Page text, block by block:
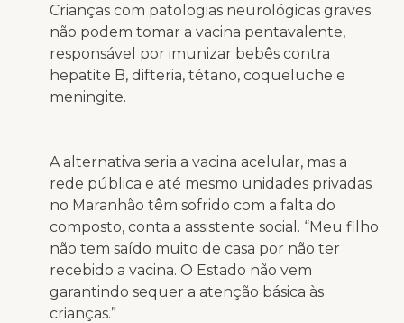
Crianças com patologias neurológicas graves
não podem tomar a vacina pentavalente,
responsável por imunizar bebês contra
hepatite B, difteria, tétano, coqueluche e
meningite.
A alternativa seria a vacina acelular, mas a
rede pública e até mesmo unidades privadas
no Maranhão têm sofrido com a falta do
composto, conta a assistente social. “Meu filho
não tem saído muito de casa por não ter
recebido a vacina. O Estado não vem
garantindo sequer a atenção básica às
crianças.”